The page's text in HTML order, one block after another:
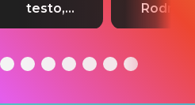
testo,
traduzione e
del singolo
testo,